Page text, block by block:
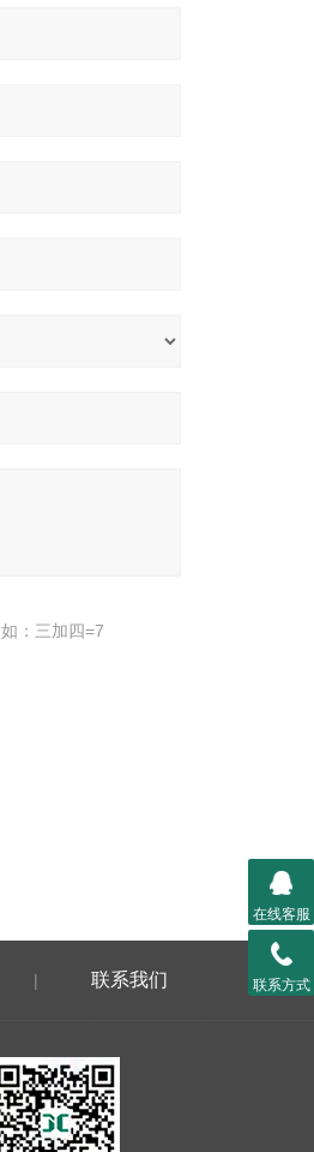
：三加四=7
| 联系我们
在线客服
联系方式